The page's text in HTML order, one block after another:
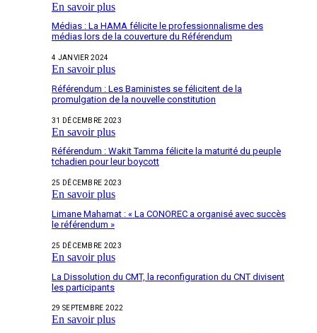
En savoir plus
Médias : La HAMA félicite le professionnalisme des
médias lors de la couverture du Référendum
4 JANVIER 2024
En savoir plus
Référendum : Les Baministes se félicitent de la
promulgation de la nouvelle constitution
31 DÉCEMBRE 2023
En savoir plus
Référendum : Wakit Tamma félicite la maturité du peuple
tchadien pour leur boycott
25 DÉCEMBRE 2023
En savoir plus
Limane Mahamat : « La CONOREC a organisé avec succès
le référendum »
25 DÉCEMBRE 2023
En savoir plus
La Dissolution du CMT, la reconfiguration du CNT divisent
les participants
29 SEPTEMBRE 2022
En savoir plus